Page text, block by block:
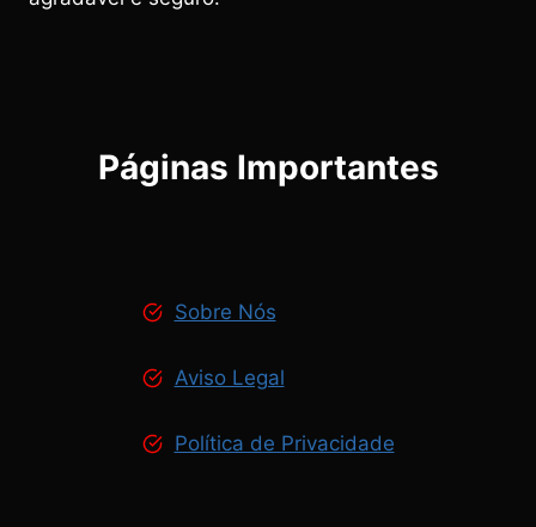
Páginas Importantes
Sobre Nós
Aviso Legal
Política de Privacidade